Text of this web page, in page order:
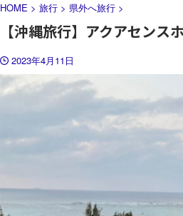
HOME > 旅行 > 県外へ旅行 >
【沖縄旅行】アクアセン
2023年4月11日